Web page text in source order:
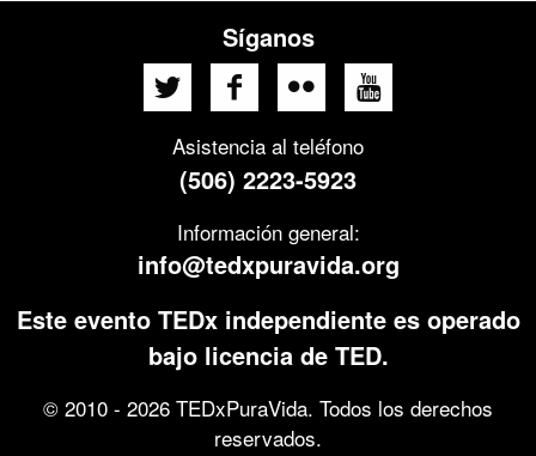
Síganos
Asistencia al teléfono
(506) 2223-5923
Información general:
info@tedxpuravida.org
Este evento TEDx independiente es operado
bajo licencia de TED.
© 2010 - 2026 TEDxPuraVida. Todos los derechos
reservados.